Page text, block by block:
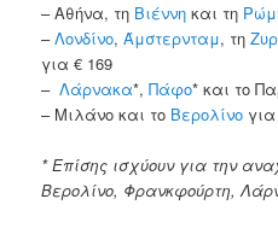
– Αθήνα, τη Βιέννηκαι τη
–Λονδίνο,Άμστερνταμ, τη
για € 169
–Λάρνακα*,Πάφο* και το
– Μιλάνο και το Βερολίνο
* Επίσης ισχύουν για την
Βερολίνο, Φρανκφούρτη,